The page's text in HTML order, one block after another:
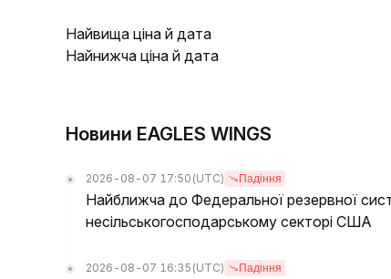
Найвища ціна й дата
Найнижча ціна й дата
Новини EAGLES WINGS
2026-08-07 17:50 (UTC) Падіння
Найближча до Федеральної резервної
несільськогосподарському секторі США
2026-08-07 16:35 (UTC) Падіння